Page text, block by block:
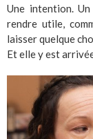
Une intention.
rendre utile,
laisser quelque
Et elle y est